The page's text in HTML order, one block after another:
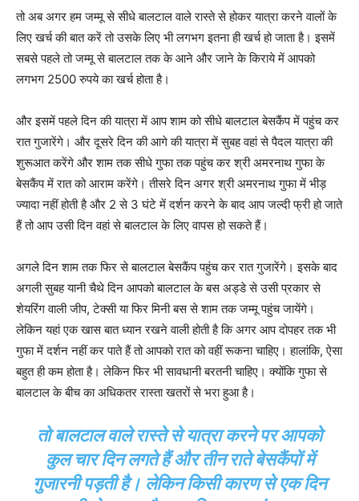
तो अब अगर हम जम्मू से सीधे बालटाल वाले रास्ते से होकर यात्रा करने वालों के
लिए खर्च की बात करें तो उसके लिए भी लगभग इतना ही खर्च हो जाता है। इसमें
सबसे पहले तो जम्मू से बालटाल तक के आने और जाने के किराये में आपको
लगभग 2500 रुपये का खर्च होता है।
और इसमें पहले दिन की यात्रा में आप शाम को सीधे बालटाल बेसकैंप में पहुंच कर
रात गुजारेंगे। और दूसरे दिन की आगे की यात्रा में सुबह वहां से पैदल यात्रा की
शुरूआत करेंगे और शाम तक सीधे गुफा तक पहुंच कर श्री अमरनाथ गुफा के
बेसकैंप में रात को आराम करेंगे। तीसरे दिन अगर श्री अमरनाथ गुफा में भीड़
ज्यादा नहीं होती है और 2 से 3 घंटे में दर्शन करने के बाद आप जल्दी फ्री हो जाते
हैं तो आप उसी दिन वहां से बालटाल के लिए वापस हो सकते हैं।
अगले दिन शाम तक फिर से बालटाल बेसकैंप पहुंच कर रात गुजारेंगे। इसके बाद
अगली सुबह यानी चैथे दिन आपको बालटाल के बस अड्डे से उसी प्रकार से
शेयरिंग वाली जीप, टेक्सी या फिर मिनी बस से शाम तक जम्मू पहुंच जायेंगे।
लेकिन यहां एक खास बात ध्यान रखने वाली होती है कि अगर आप दोपहर तक भी
गुफा में दर्शन नहीं कर पाते हैं तो आपको रात को वहीं रूकना चाहिए। हालांकि, ऐसा
बहुत ही कम होता है। लेकिन फिर भी सावधानी बरतनी चाहिए। क्योंकि गुफा से
बालटाल के बीच का अधिकतर रास्ता खतरों से भरा हुआ है।
तो बालटाल वाले रास्ते से यात्रा करने पर आपको
कुल चार दिन लगते हैं और तीन राते बेसकैंपों में
गुजारनी पड़ती है। लेकिन किसी कारण से एक दिन